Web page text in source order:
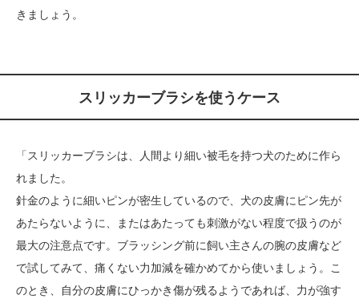
きましょう。
スリッカーブラシを使うケース
「スリッカーブラシは、人間より細い被毛を持つ犬のために作ら
れました。
針金のように細いピンが密生しているので、犬の皮膚にピン先が
あたらないように、またはあたっても刺激がない程度で扱うのが
最大の注意点です。ブラッシング前に飼い主さんの腕の皮膚など
で試してみて、痛くない力加減を確かめてから使いましょう。こ
のとき、自分の皮膚にひっかき傷が残るようであれば、力が強す